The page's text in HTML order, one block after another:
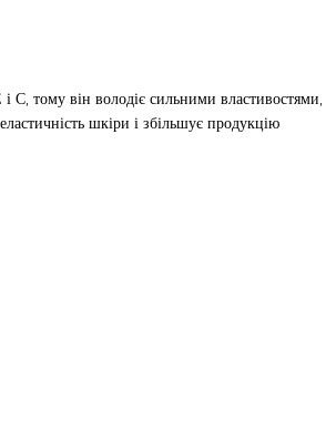
С, тому він володіє сильними властивостями,
шкіри і збільшує продукцію